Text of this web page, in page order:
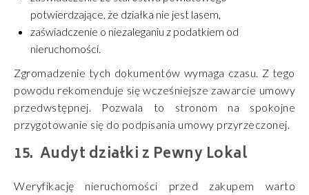
potwierdzające, że działka nie jest lasem,
zaświadczenie o niezaleganiu z podatkiem od
nieruchomości.
Zgromadzenie tych dokumentów wymaga czasu. Z tego
powodu rekomenduje się wcześniejsze zawarcie umowy
przedwstępnej. Pozwala to stronom na spokojne
przygotowanie się do podpisania umowy przyrzeczonej.
Audyt działki z Pewny Lokal
Weryfikację nieruchomości przed zakupem warto